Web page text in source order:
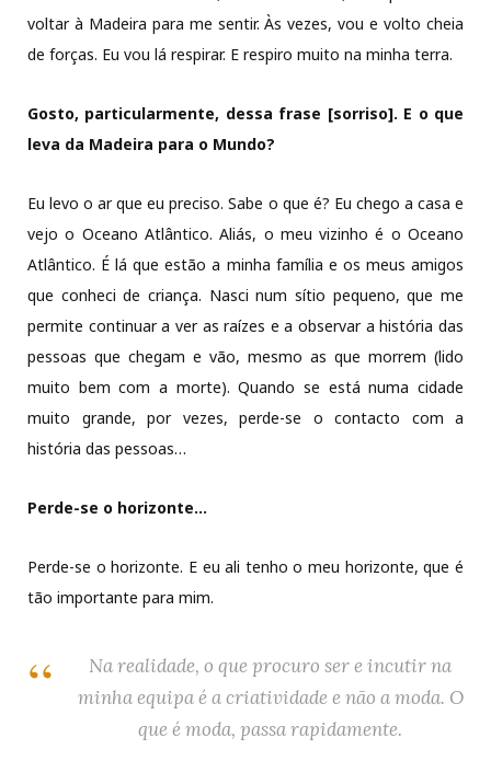
voltar à Madeira para me sentir. Às vezes, vou e volto cheia
de forças. Eu vou lá respirar. E respiro muito na minha terra.
Gosto, particularmente, dessa frase [sorriso]. E o que
leva da Madeira para o Mundo?
Eu levo o ar que eu preciso. Sabe o que é? Eu chego a casa e
vejo o Oceano Atlântico. Aliás, o meu vizinho é o Oceano
Atlântico. É lá que estão a minha família e os meus amigos
que conheci de criança. Nasci num sítio pequeno, que me
permite continuar a ver as raízes e a observar a história das
pessoas que chegam e vão, mesmo as que morrem (lido
muito bem com a morte). Quando se está numa cidade
muito grande, por vezes, perde-se o contacto com a
história das pessoas…
Perde-se o horizonte…
Perde-se o horizonte. E eu ali tenho o meu horizonte, que é
tão importante para mim.
Na realidade, o que procuro ser e incutir na
minha equipa é a criatividade e não a moda. O
que é moda, passa rapidamente.